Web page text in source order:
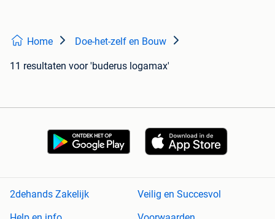
Home Doe-het-zelf en Bouw
11 resultaten voor 'buderus logamax'
2dehands Zakelijk
Veilig en Succesvol